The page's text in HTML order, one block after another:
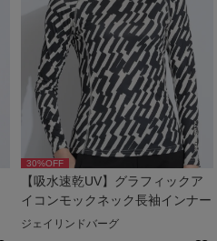
30%OFF
【吸水速乾UV】グラフィックア
イコンモックネック長袖インナー
ジェイリンドバーグ